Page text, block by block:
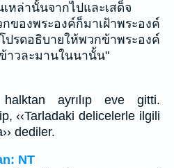
หล่านั้นจากไปและเสด็จ
ของพระองค์ก็มาเฝ้าพระองค์
รดอธิบายให้พวกข้าพระองค์
าวละมานในนานั้น"
ayrılıp eve gitti.
‹‹Tarladaki delicelerle ilgili
dediler.
NT